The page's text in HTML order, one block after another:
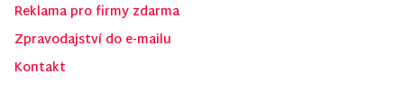
Reklama pro firmy zdarma
Zpravodajství do e-mailu
Kontakt